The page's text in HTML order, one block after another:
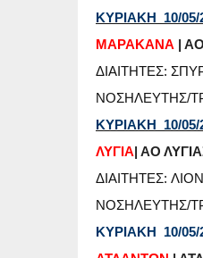
ΚΥΡΙΑΚΗ 10/
ΜΑΡΑΚΑΝΑ |
ΔΙΑΙΤΗΤΕΣ:
ΝΟΣΗΛΕΥΤΗΣ/
ΚΥΡΙΑΚΗ 10/
ΛΥΓΙΑ| ΑΟ
ΔΙΑΙΤΗΤΕΣ:
ΝΟΣΗΛΕΥΤΗΣ/
ΚΥΡΙΑΚΗ 10/